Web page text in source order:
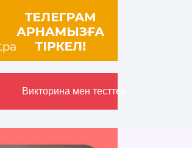
Викторина мен тесттер